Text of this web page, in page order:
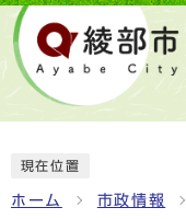
現在位置
ホーム 市政情報